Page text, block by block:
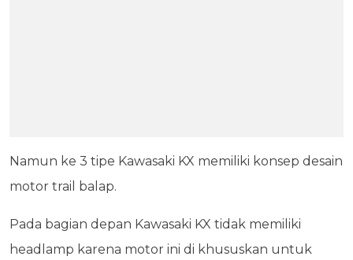
Namun ke 3 tipe Kawasaki KX memiliki konsep desain
motor trail balap.
Pada bagian depan Kawasaki KX tidak memiliki
headlamp karena motor ini di khususkan untuk